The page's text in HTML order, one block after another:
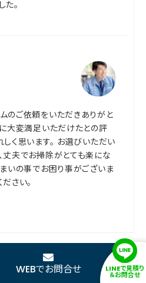
た。
のご依頼をいただきありがと
大変満足いただけたとの評
しく思います。 お選びいただい
丈夫でお掃除がとても楽にな
いの事でお困り事がございま
さい。
WEBでお問合せ LINEで見積り
＆お問合せ